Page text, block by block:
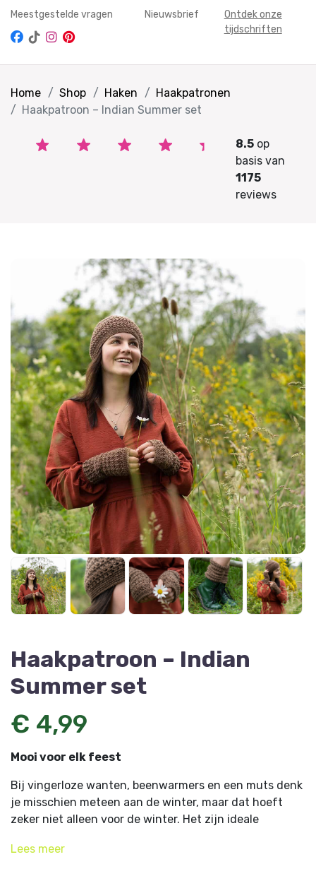
Meestgestelde vragen Nieuwsbrief
Ontdek onze
tijdschriften
Home Shop Haken
Haakpatronen
Haakpatroon – Indian Summer set
8.5op
basis van
1175
reviews
Haakpatroon – Indian
Summer set
€ 4,99
Mooi voor elk feest
Bij vingerloze wanten, beenwarmers en een muts denk
je misschien meteen aan de winter, maar dat hoeft
zeker niet alleen voor de winter. Het zijn ideale
dagen of gewoon als een toffe accessoire bij je outfit.
Lees meer